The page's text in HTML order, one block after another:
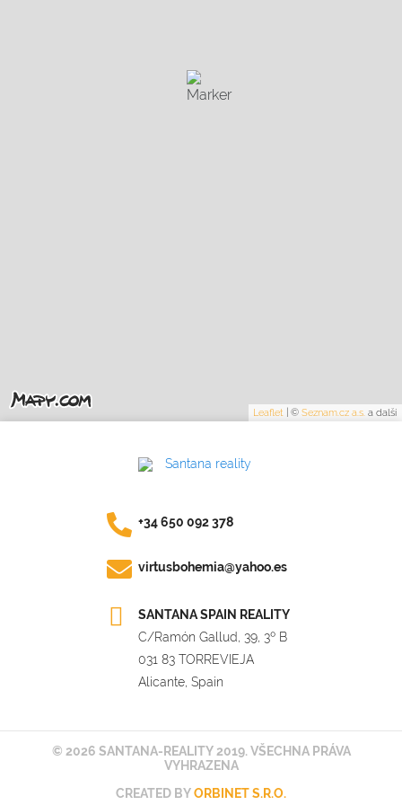
Leaflet ©Seznam.cz a.s. a další
+34 650 092 378
virtusbohemia@yahoo.es
SANTANA SPAIN REALITY
C/Ramón Gallud, 39, 3º B
031 83 TORREVIEJA
Alicante, Spain
© 2026 SANTANA-REALITY 2019. VŠECHNA PRÁVA
VYHRAZENA
CREATED BYORBINET S.R.O.